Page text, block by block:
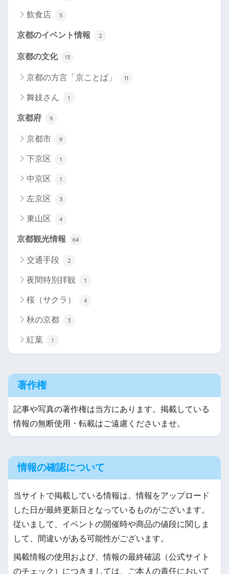
飲食店 5
京都のイベント情報 2
京都の文化 13
京都の方言「京ことば」 11
舞妓さん 1
京都府 9
京都市 9
下京区 1
中京区 1
左京区 3
東山区 4
京都観光情報 64
交通手段 2
夜間特別拝観 1
桜（サクラ） 4
秋の京都 3
紅葉 1
著作権
記事や写真の著作権は当方にあります。掲載している
情報の無断使用・転載はご遠慮くださいませ。
情報の確認について
当サイトで掲載している情報は、情報をアップロード
した日が最終更新日となっているものがございます。
従いまして、イベントの開催時や商品の値段に関しま
して、間違いがある可能性がございます。
掲載情報の使用および、情報の最終確認（公式サイト
のチェック）につきましては、ご本人の責任において